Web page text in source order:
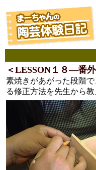
＜LESSON１８―番
素焼きがあがった段階
る修正方法を先生から教